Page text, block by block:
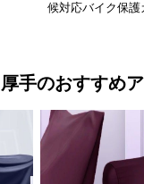
候対応バイク保護
厚手のおすすめ